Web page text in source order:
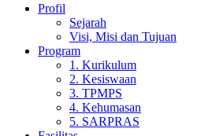
Profil
Sejarah
Visi, Misi dan Tujuan
Program
1. Kurikulum
2. Kesiswaan
3. TPMPS
4. Kehumasan
5. SARPRAS